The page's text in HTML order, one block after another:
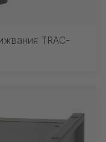
TRAC-